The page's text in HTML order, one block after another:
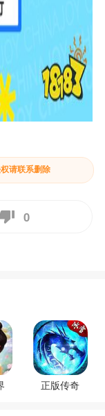
请联系删除
0
正版传奇